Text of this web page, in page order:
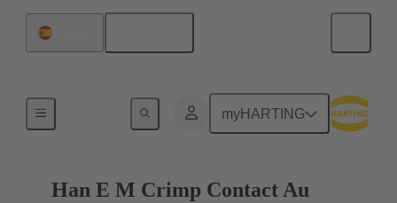
myHARTING
Han E M Crimp Contact Au